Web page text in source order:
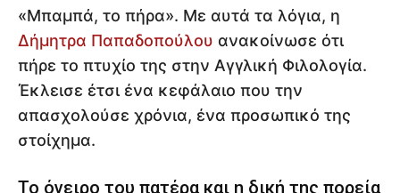
«Μπαμπά, το πήρα». Με αυτά τα λόγια, η
Δήμητρα Παπαδοπούλου ανακοίνωσε ότι
πήρε το πτυχίο της στην Αγγλική Φιλολογία.
Έκλεισε έτσι ένα κεφάλαιο που την
απασχολούσε χρόνια, ένα προσωπικό της
στοίχημα.
Το όνειρο του πατέρα και η δική της πορεία